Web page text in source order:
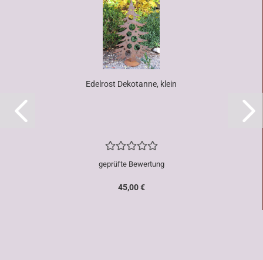
Edelrost Dekotanne, klein
geprüfte Bewertung
45,00 €